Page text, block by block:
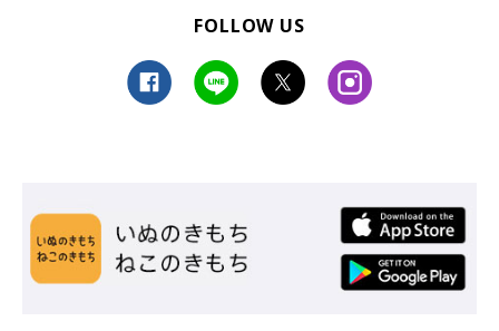
そんなさかもとちゃんとの暮らしは、飼い主さんにとってどのよ
うなものなのでしょうか。
FOLLOW US